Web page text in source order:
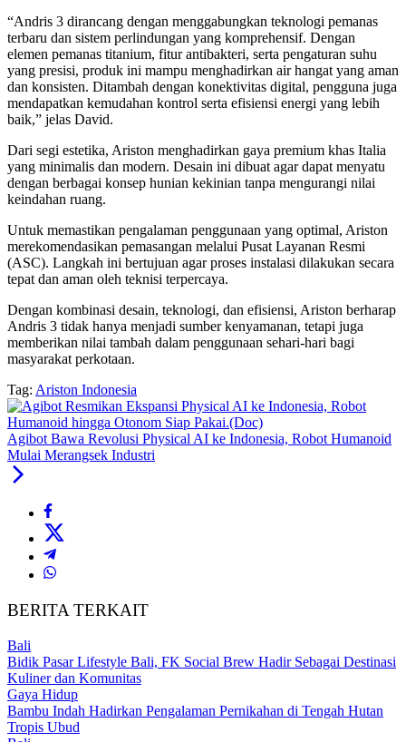
“Andris 3 dirancang dengan menggabungkan teknologi pemanas
terbaru dan sistem perlindungan yang komprehensif. Dengan
elemen pemanas titanium, fitur antibakteri, serta pengaturan suhu
yang presisi, produk ini mampu menghadirkan air hangat yang aman
dan konsisten. Ditambah dengan konektivitas digital, pengguna juga
mendapatkan kemudahan kontrol serta efisiensi energi yang lebih
baik,” jelas David.
Dari segi estetika, Ariston menghadirkan gaya premium khas Italia
yang minimalis dan modern. Desain ini dibuat agar dapat menyatu
dengan berbagai konsep hunian kekinian tanpa mengurangi nilai
keindahan ruang.
Untuk memastikan pengalaman penggunaan yang optimal, Ariston
merekomendasikan pemasangan melalui Pusat Layanan Resmi
(ASC). Langkah ini bertujuan agar proses instalasi dilakukan secara
tepat dan aman oleh teknisi terpercaya.
Dengan kombinasi desain, teknologi, dan efisiensi, Ariston berharap
Andris 3 tidak hanya menjadi sumber kenyamanan, tetapi juga
memberikan nilai tambah dalam penggunaan sehari-hari bagi
masyarakat perkotaan.
Tag: Ariston Indonesia
Agibot Bawa Revolusi Physical AI ke Indonesia, Robot Humanoid
Mulai Merangsek Industri
BERITA TERKAIT
Bali
Bidik Pasar Lifestyle Bali, FK Social Brew Hadir Sebagai Destinasi
Kuliner dan Komunitas
Gaya Hidup
Bambu Indah Hadirkan Pengalaman Pernikahan di Tengah Hutan
Tropis Ubud